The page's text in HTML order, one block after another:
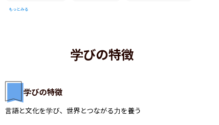
もっとみる
学びの特徴
学びの特徴
言語と文化を学び、世界とつながる力を養う